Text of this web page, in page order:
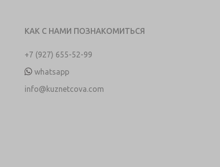
КАК С НАМИ ПОЗНАКОМИТЬСЯ
+7 (927) 655-52-99
whatsapp
info@kuznetcova.com